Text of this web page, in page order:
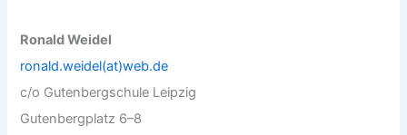
Ronald Weidel
ronald.weidel(at)web.de
c/o Gutenbergschule Leipzig
Gutenbergplatz 6–8